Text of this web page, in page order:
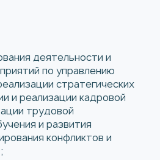
деятельности и
по управлению
стратегических
и реализации кадровой
трудовой
и развития
конфликтов и